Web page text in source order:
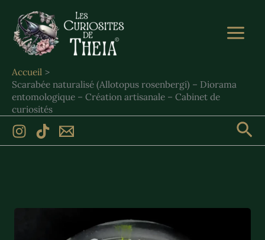
contenu
Accueil
Scarabée naturalisé (Allotopus rosenbergi) – Diorama
entomologique – Création artisanale – Cabinet de
curiosités